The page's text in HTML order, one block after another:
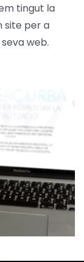
tingut la
site per a
web.